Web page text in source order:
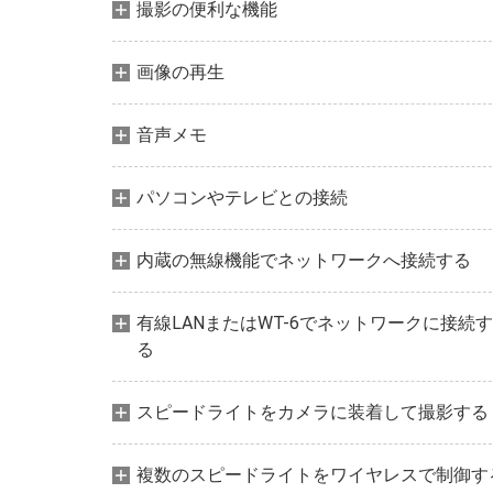
撮影の便利な機能
画像の再生
音声メモ
パソコンやテレビとの接続
内蔵の無線機能でネットワークへ接続する
有線LANまたはWT-6でネットワークに接続す
る
スピードライトをカメラに装着して撮影する
複数のスピードライトをワイヤレスで制御す